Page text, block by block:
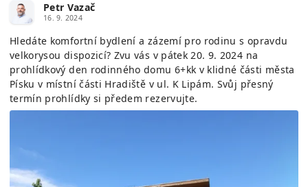
Petr Vazač
16. 9. 2024
Hledáte komfortní bydlení a zázemí pro rodinu s opravdu
velkorysou dispozicí? Zvu vás v pátek 20. 9. 2024 na
prohlídkový den rodinného domu 6+kk v klidné části města
Písku v místní části Hradiště v ul. K Lipám. Svůj přesný
termín prohlídky si předem rezervujte.